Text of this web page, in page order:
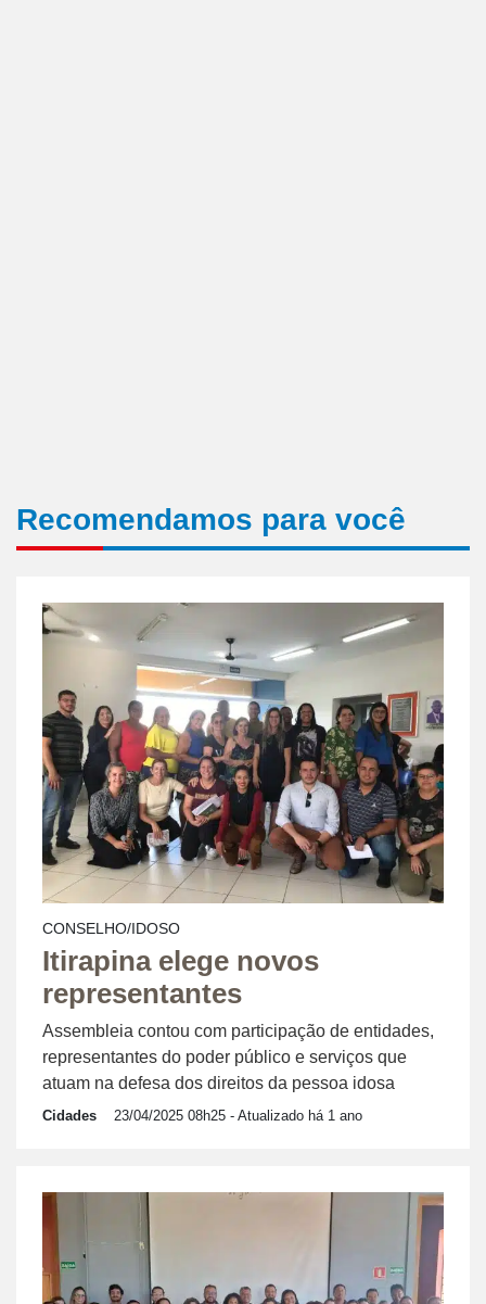
Recomendamos para você
CONSELHO/IDOSO
Itirapina elege novos
representantes
Assembleia contou com participação de entidades,
representantes do poder público e serviços que
atuam na defesa dos direitos da pessoa idosa
Cidades 23/04/2025 08h25 - Atualizado há 1 ano